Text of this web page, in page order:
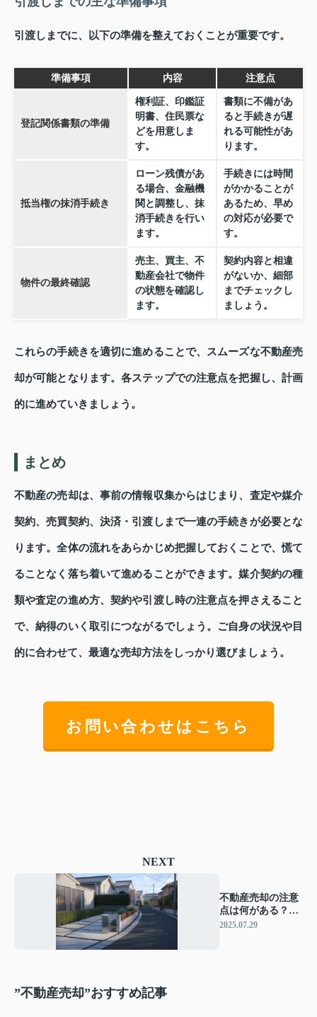
引渡しまでに、以下の準備を整えておくことが重要です。
準備事項 内容 注意点
登記関係書類の準備
権利証、印鑑証
明書、住民票な
どを用意しま
す。
書類に不備があ
ると手続きが遅
れる可能性があ
ります。
抵当権の抹消手続き
ローン残債があ
る場合、金融機
関と調整し、抹
消手続きを行い
ます。
手続きには時間
がかかることが
あるため、早め
の対応が必要で
す。
物件の最終確認
売主、買主、不
動産会社で物件
の状態を確認し
ます。
契約内容と相違
がないか、細部
までチェックし
ましょう。
これらの手続きを適切に進めることで、スムーズな不動産売
却が可能となります。各ステップでの注意点を把握し、計画
的に進めていきましょう。
まとめ
不動産の売却は、事前の情報収集からはじまり、査定や媒介
契約、売買契約、決済・引渡しまで一連の手続きが必要とな
ります。全体の流れをあらかじめ把握しておくことで、慌て
ることなく落ち着いて進めることができます。媒介契約の種
類や査定の進め方、契約や引渡し時の注意点を押さえること
で、納得のいく取引につながるでしょう。ご自身の状況や目
的に合わせて、最適な売却方法をしっかり選びましょう。
お問い合わせはこちら
NEXT
不動産売却の注意
点は何がある？手
続きや事前準備も
2025.07.29
”不動産売却”おすすめ記事